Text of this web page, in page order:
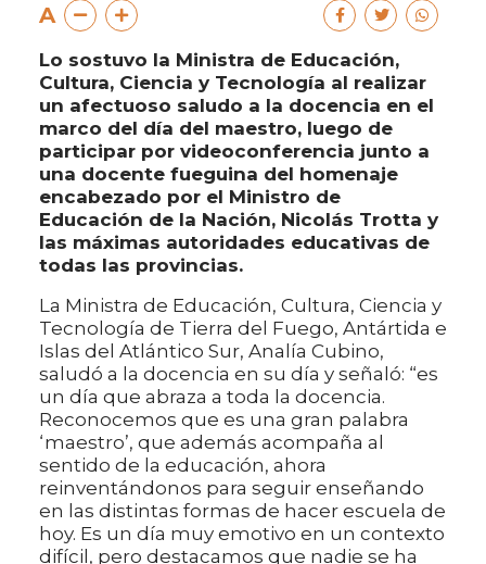
A
Lo sostuvo la Ministra de Educación,
Cultura, Ciencia y Tecnología al realizar
un afectuoso saludo a la docencia en el
marco del día del maestro, luego de
participar por videoconferencia junto a
una docente fueguina del homenaje
encabezado por el Ministro de
Educación de la Nación, Nicolás Trotta y
las máximas autoridades educativas de
todas las provincias.
La Ministra de Educación, Cultura, Ciencia y
Tecnología de Tierra del Fuego, Antártida e
Islas del Atlántico Sur, Analía Cubino,
saludó a la docencia en su día y señaló: “es
un día que abraza a toda la docencia.
Reconocemos que es una gran palabra
‘maestro’, que además acompaña al
sentido de la educación, ahora
reinventándonos para seguir enseñando
en las distintas formas de hacer escuela de
hoy. Es un día muy emotivo en un contexto
difícil, pero destacamos que nadie se ha